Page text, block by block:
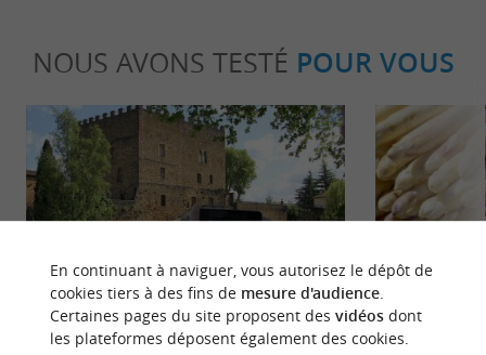
NOUS AVONS TESTÉ POUR VOUS
Mont-de-Marsan, une ville à la
Détente
Asperge
En continuant à naviguer, vous autorisez le dépôt de
cookies tiers à des fins de mesure d'audience.
Certaines pages du site proposent des vidéosdont
les plateformes déposent également des cookies.